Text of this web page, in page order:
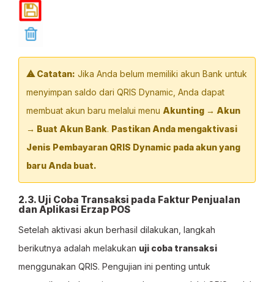
⚠ Catatan: Jika Anda belum memiliki akun Bank untuk
menyimpan saldo dari QRIS Dynamic, Anda dapat
membuat akun baru melalui menu Akunting → Akun
→ Buat Akun Bank. Pastikan Anda mengaktivasi
Jenis Pembayaran QRIS Dynamic pada akun yang
baru Anda buat.
2.3. Uji Coba Transaksi pada Faktur Penjualan
dan Aplikasi Erzap POS
Setelah aktivasi akun berhasil dilakukan, langkah
berikutnya adalah melakukan uji coba transaksi
menggunakan QRIS. Pengujian ini penting untuk